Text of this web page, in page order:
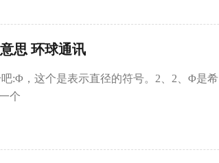
思 环球通讯
:Φ，这个是表示直径的符号。2、2、Φ是希
个